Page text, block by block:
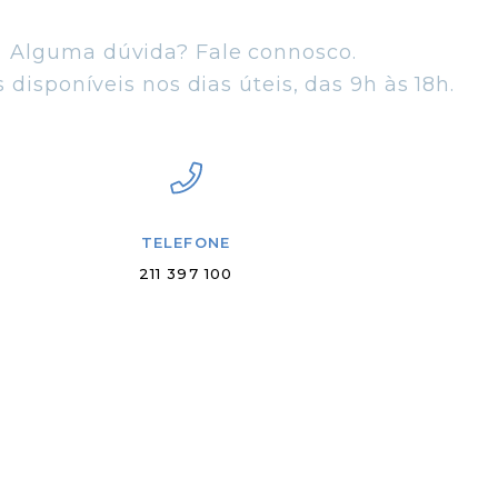
Alguma dúvida? Fale connosco.
disponíveis nos dias úteis, das 9h às 18h.
TELEFONE
211 397 100